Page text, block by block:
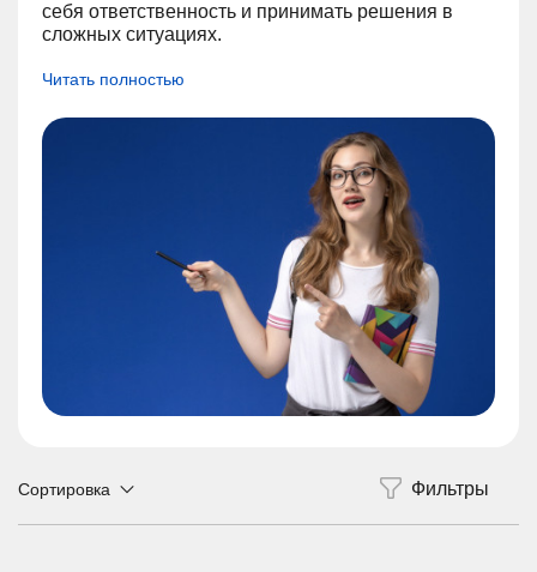
себя ответственность и принимать решения в
сложных ситуациях.
Читать полностью
Сортировка